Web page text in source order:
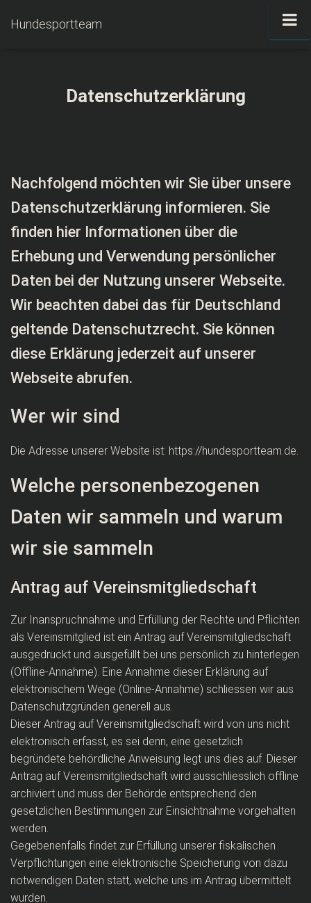
Hundesportteam
M
Datenschutzerklärung
Nachfolgend möchten wir Sie über unsere
Datenschutzerklärung informieren. Sie
finden hier Informationen über die
Erhebung und Verwendung persönlicher
Daten bei der Nutzung unserer Webseite.
Wir beachten dabei das für Deutschland
geltende Datenschutzrecht. Sie können
diese Erklärung jederzeit auf unserer
Webseite abrufen.
Wer wir sind
Die Adresse unserer Website ist: https://hundesportteam.de.
Welche personenbezogenen
Daten wir sammeln und warum
wir sie sammeln
Antrag auf Vereinsmitgliedschaft
Zur Inanspruchnahme und Erfüllung der Rechte und Pflichten
als Vereinsmitglied ist ein Antrag auf Vereinsmitgliedschaft
ausgedruckt und ausgefüllt bei uns persönlich zu hinterlegen
(Offline-Annahme). Eine Annahme dieser Erklärung auf
elektronischem Wege (Online-Annahme) schliessen wir aus
Datenschutzgründen generell aus.
Dieser Antrag auf Vereinsmitgliedschaft wird von uns nicht
elektronisch erfasst, es sei denn, eine gesetzlich
begründete behördliche Anweisung legt uns dies auf. Dieser
Antrag auf Vereinsmitgliedschaft wird ausschliesslich offline
archiviert und muss der Behörde entsprechend den
gesetzlichen Bestimmungen zur Einsichtnahme vorgehalten
werden.
Gegebenenfalls findet zur Erfüllung unserer fiskalischen
Verpflichtungen eine elektronische Speicherung von dazu
notwendigen Daten statt, welche uns im Antrag übermittelt
wurden.